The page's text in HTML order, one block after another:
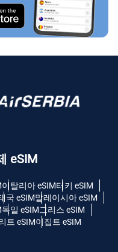
eSIM
이탈리아 eSIM터키 eSIM
국 eSIM말레이시아 eSIM
독일 eSIM그리스 eSIM
트 eSIM이집트 eSIM